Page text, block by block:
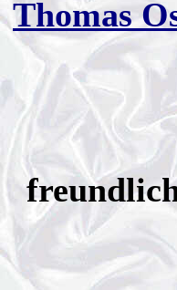
Thomas